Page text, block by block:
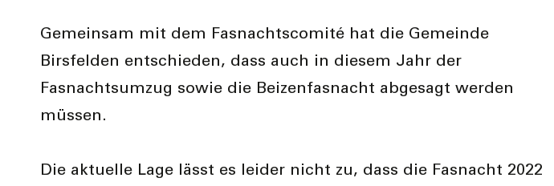
Gemeinsam mit dem Fasnachtscomité hat die Gemeinde
Birsfelden entschieden, dass auch in diesem Jahr der
Fasnachtsumzug sowie die Beizenfasnacht abgesagt werden
müssen.
Die aktuelle Lage lässt es leider nicht zu, dass die Fasnacht 2022